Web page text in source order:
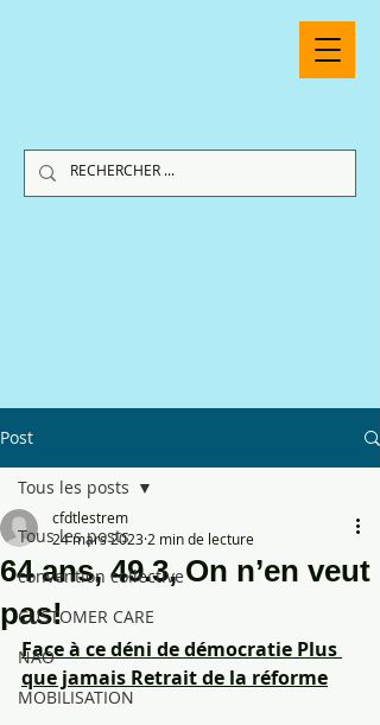
Post
Tous les posts
convention collective
CUSTOMER CARE
NAO
MOBILISATION
Tous les posts
64 ans, 49.3, On n’en veut
pas!
cfdtlestrem
24 mars 2023 2 min de lecture
Face à ce déni de démocratie Plus
que jamais Retrait de la réforme